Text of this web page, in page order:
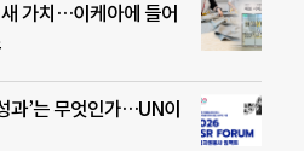
가치…이케아에 들어
과’는 무엇인가…UN이